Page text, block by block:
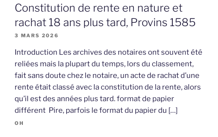
Constitution de rente en nature et
rachat 18 ans plus tard, Provins 1585
3 MARS 2026
Introduction Les archives des notaires ont souvent été
reliées mais la plupart du temps, lors du classement,
fait sans doute chez le notaire, un acte de rachat d’une
rente était classé avec la constitution de la rente, alors
qu’il est des années plus tard. format de papier
différent Pire, parfois le format du papier du […]
OH